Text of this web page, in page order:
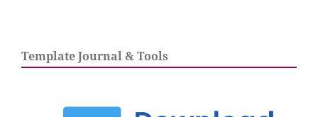
Template Journal & Tools